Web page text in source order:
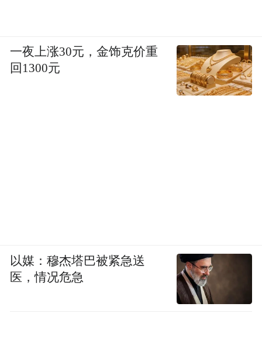
一夜上涨30元，金饰克价重
回1300元
以媒：穆杰塔巴被紧急送
医，情况危急